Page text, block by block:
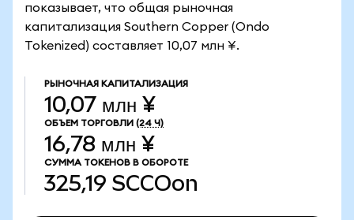
показывает, что общая рыночная
капитализация Southern Copper (Ondo
Tokenized) составляет 10,07 млн ¥.
РЫНОЧНАЯ КАПИТАЛИЗАЦИЯ
10,07 млн ¥
ОБЪЕМ ТОРГОВЛИ (24 Ч)
16,78 млн ¥
СУММА ТОКЕНОВ В ОБОРОТЕ
325,19 SCCOon